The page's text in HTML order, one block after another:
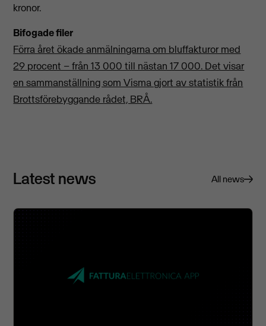
kronor.
Bifogade filer
Förra året ökade anmälningarna om bluffakturor med
29 procent – från 13 000 till nästan 17 000. Det visar
en sammanställning som Visma gjort av statistik från
Brottsförebyggande rådet, BRÅ.
Latest news All news